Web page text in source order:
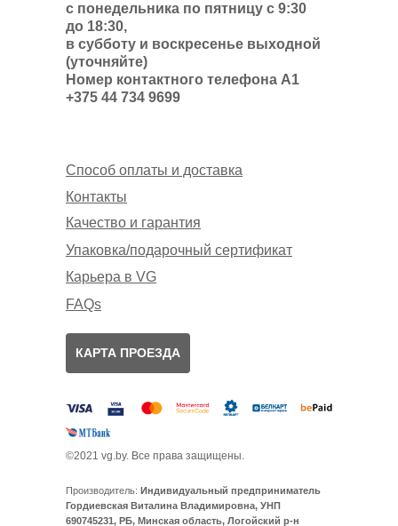
с понедельника по пятницу с 9:30
до 18:30,
в субботу и воскресенье выходной
(уточняйте)
Номер контактного телефона А1
+375 44 734 9699
Производитель: Индивидуальный предприниматель
Гордиевская Виталина Владимировна, УНП
690745231, РБ, Минская область, Логойский р-н
Способ оплаты и доставка
Контакты
КАРТА ПРОЕЗДА
Упаковка/подарочный сертификат
FAQs
Карьера в VG
©2021 vg.by. Все права защищены.
Качество и гарантия